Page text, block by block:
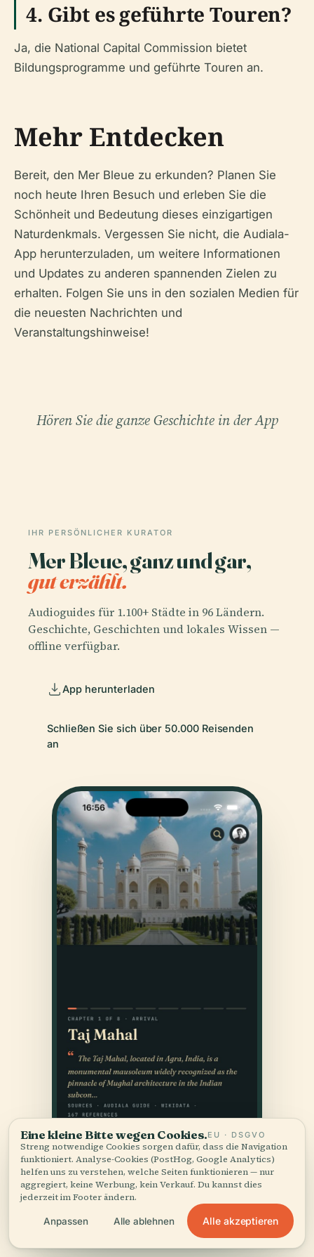
4. Gibt es geführte Touren?
Ja, die National Capital Commission bietet
Bildungsprogramme und geführte Touren an.
Mehr Entdecken
Bereit, den Mer Bleue zu erkunden? Planen Sie
noch heute Ihren Besuch und erleben Sie die
Schönheit und Bedeutung dieses einzigartigen
Naturdenkmals. Vergessen Sie nicht, die Audiala-
App herunterzuladen, um weitere Informationen
und Updates zu anderen spannenden Zielen zu
erhalten. Folgen Sie uns in den sozialen Medien für
die neuesten Nachrichten und
Veranstaltungshinweise!
Hören Sie die ganze Geschichte in der App
IHR PERSÖNLICHER KURATOR
Mer Bleue, ganz und gar,
gut erzählt.
Audioguides für 1.100+ Städte in 96 Ländern.
Geschichte, Geschichten und lokales Wissen —
offline verfügbar.
App herunterladen
Schließen Sie sich über 50.000 Reisenden
an
Eine kleine Bitte wegen Cookies.EU · DSGVO
Streng notwendige Cookies sorgen dafür, dass die Navigation
funktioniert. Analyse-Cookies (PostHog, Google Analytics)
helfen uns zu verstehen, welche Seiten funktionieren — nur
aggregiert, keine Werbung, kein Verkauf. Du kannst dies
jederzeit im Footer ändern.
Anpassen Alle ablehnen Alle akzeptieren